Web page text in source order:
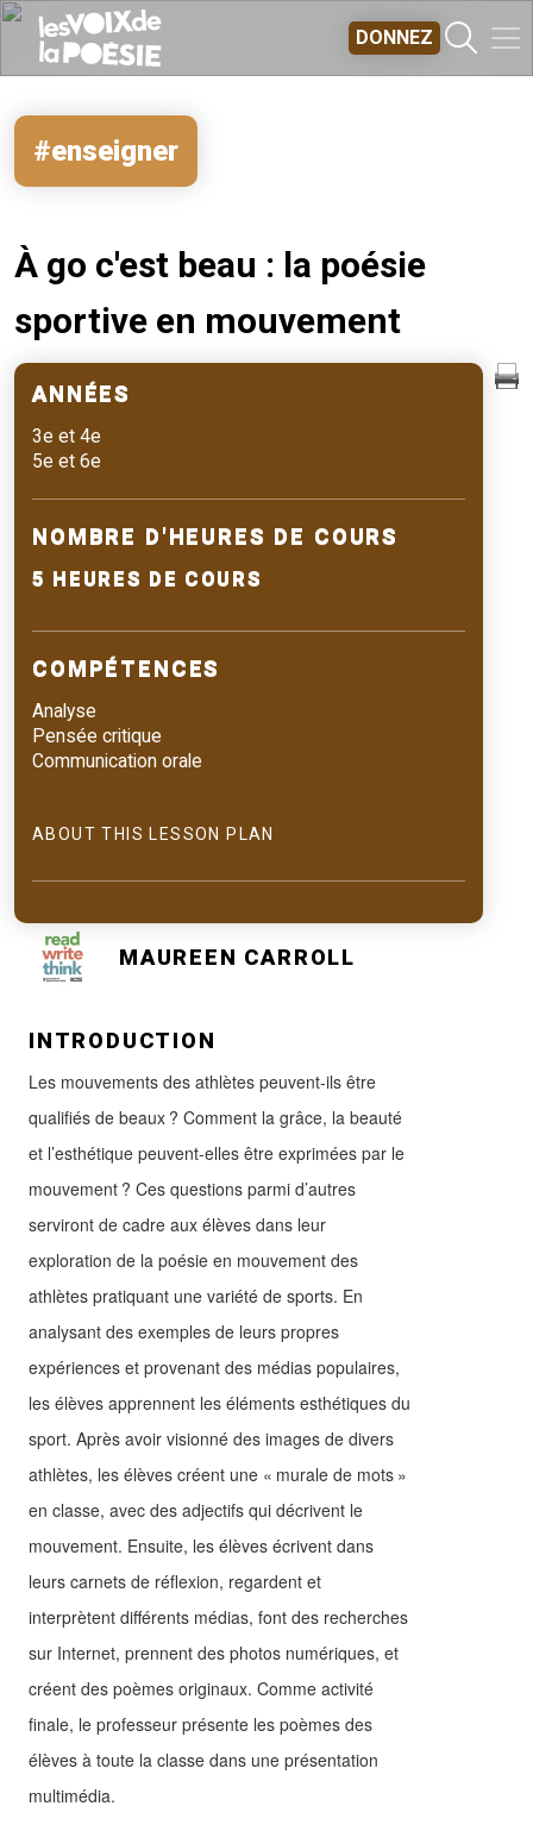
DONNEZ
#enseigner
À go c'est beau : la poésie
sportive en mouvement
MAUREEN CARROLL
INTRODUCTION
Les mouvements des athlètes peuvent-ils être
qualifiés de beaux ? Comment la grâce, la beauté
et l’esthétique peuvent-elles être exprimées par le
mouvement ? Ces questions parmi d’autres
serviront de cadre aux élèves dans leur
exploration de la poésie en mouvement des
athlètes pratiquant une variété de sports. En
analysant des exemples de leurs propres
expériences et provenant des médias populaires,
les élèves apprennent les éléments esthétiques du
sport. Après avoir visionné des images de divers
athlètes, les élèves créent une « murale de mots »
en classe, avec des adjectifs qui décrivent le
mouvement. Ensuite, les élèves écrivent dans
leurs carnets de réflexion, regardent et
interprètent différents médias, font des recherches
sur Internet, prennent des photos numériques, et
créent des poèmes originaux. Comme activité
finale, le professeur présente les poèmes des
élèves à toute la classe dans une présentation
multimédia.
ANNÉES
3e et 4e
5e et 6e
NOMBRE D'HEURES DE COURS
5 HEURES DE COURS
COMPÉTENCES
Analyse
Pensée critique
Communication orale
ABOUT THIS LESSON PLAN